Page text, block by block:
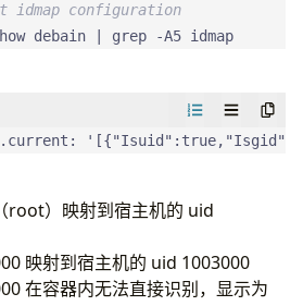
idmap configuration
debain
grep -A5 idmap
root）映射到宿主机的 uid
映射到宿主机的 uid 1003000
在容器内无法直接识别，显示为